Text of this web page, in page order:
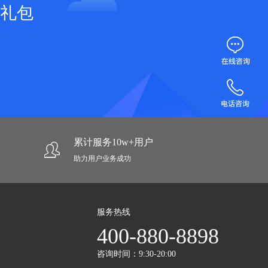
包
累计服务10w+用户
助力用户业务成功
服务热线
400-880-8898
咨询时间：9:30-20:00